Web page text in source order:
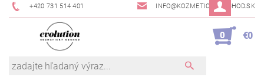
+420 731 514 401 INFO@KOZMETICKYOBCHOD.SK
0 €0